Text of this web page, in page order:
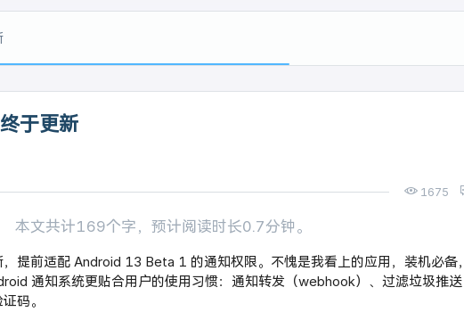
于更新
1675
本文共计169个字，预计阅读时长0.7分钟。
提前适配 Android 13 Beta 1 的通知权限。不愧是我看上的应用，装机必备，
通知系统更贴合用户的使用习惯：通知转发（webhook）、过滤垃圾推送
码。